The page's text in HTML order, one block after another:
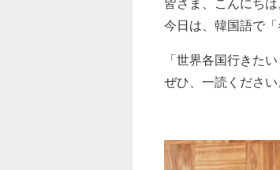
皆さま、こんにちは
今日は、韓国語で「
「世界各国行きた
ぜひ、一読ください